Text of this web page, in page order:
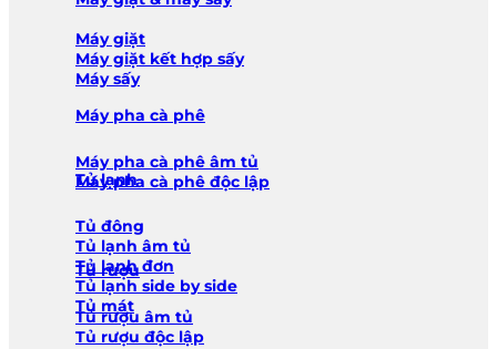
Máy giặt
Máy giặt kết hợp sấy
Máy sấy
Máy pha cà phê
Máy pha cà phê âm tủ
Máy pha cà phê độc lập
Tủ lạnh
Tủ đông
Tủ lạnh âm tủ
Tủ lạnh đơn
Tủ lạnh side by side
Tủ mát
Tủ rượu
Tủ rượu âm tủ
Tủ rượu độc lập